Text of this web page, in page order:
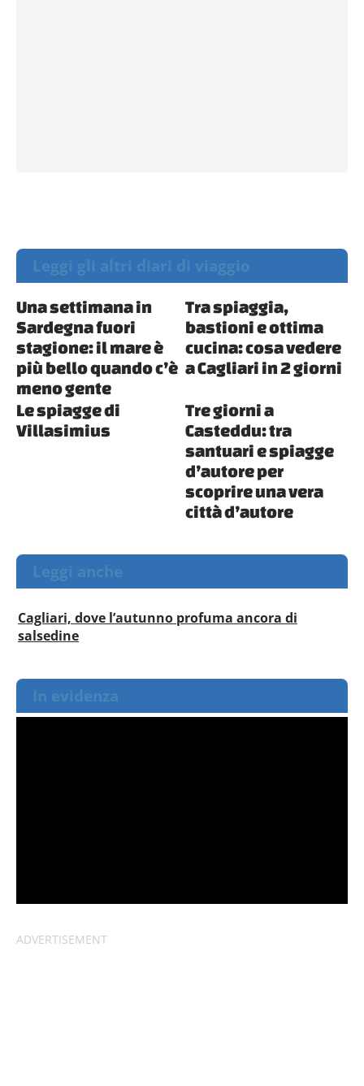
Leggi gli altri diari di viaggio
Una settimana in
Sardegna fuori
stagione: il mare è
più bello quando c’è
meno gente
Tra spiaggia,
bastioni e ottima
cucina: cosa vedere
a Cagliari in 2 giorni
Le spiagge di
Villasimius
Tre giorni a
Casteddu: tra
santuari e spiagge
d’autore per
scoprire una vera
città d’autore
Leggi anche
Cagliari, dove l’autunno profuma ancora di
salsedine
In evidenza